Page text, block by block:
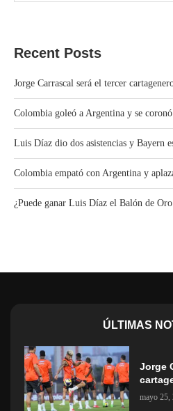
Recent Posts
Jorge Carrascal será el tercer
Colombia goleó a Argentina y se
Luis Díaz dio dos asistencias y Bayern
Colombia empató con Argentina y
¿Puede ganar Luis Díaz el Balón de Oro
ÚLTIMAS
Jorge
mayo 25,